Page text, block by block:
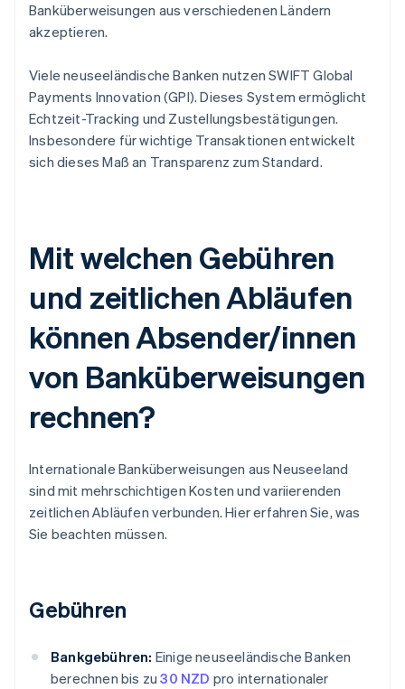
Banküberweisungen aus verschiedenen Ländern
akzeptieren.
Viele neuseeländische Banken nutzen SWIFT Global
Payments Innovation (GPI). Dieses System ermöglicht
Echtzeit-Tracking und Zustellungsbestätigungen.
Insbesondere für wichtige Transaktionen entwickelt
sich dieses Maß an Transparenz zum Standard.
Mit welchen Gebühren
und zeitlichen Abläufen
können Absender/innen
von Banküberweisungen
rechnen?
Internationale Banküberweisungen aus Neuseeland
sind mit mehrschichtigen Kosten und variierenden
zeitlichen Abläufen verbunden. Hier erfahren Sie, was
Sie beachten müssen.
Gebühren
Bankgebühren: Einige neuseeländische Banken
berechnen bis zu30 NZD pro internationaler